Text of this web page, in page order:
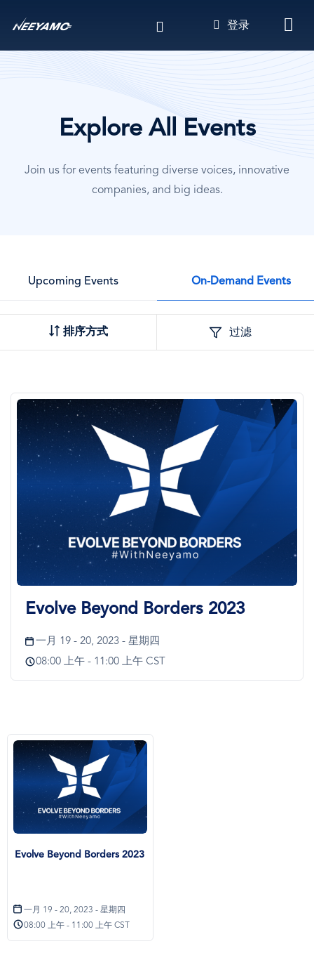
转
登录
Explore All Events
Join us for events featuring diverse voices, innovative
companies, and big ideas.
Upcoming Events On-Demand Events
排序方式 过滤
Evolve Beyond Borders 2023
一月 19 - 20, 2023 - 星期四
08:00 上午 - 11:00 上午 CST
Evolve Beyond Borders 2023
一月 19 - 20, 2023 - 星期四
08:00 上午 - 11:00 上午 CST